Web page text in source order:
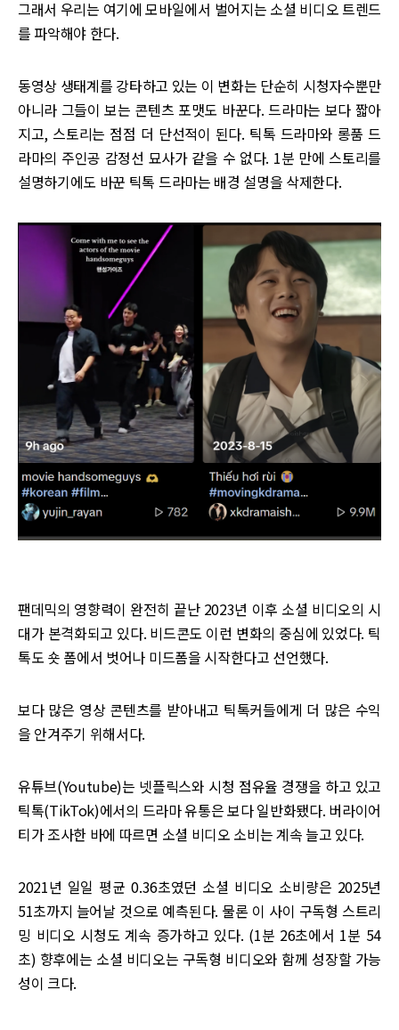
그래서 우리는 여기에 모바일에서 벌어지는 소셜 비디오 트렌드
를 파악해야 한다.
동영상 생태계를 강타하고 있는 이 변화는 단순히 시청자수뿐만
아니라 그들이 보는 콘텐츠 포맷도 바꾼다. 드라마는 보다 짧아
지고, 스토리는 점점 더 단선적이 된다. 틱톡 드라마와 롱품 드
라마의 주인공 감정선 묘사가 같을 수 없다. 1분 만에 스토리를
설명하기에도 바꾼 틱톡 드라마는 배경 설명을 삭제한다.‌‌
팬데믹의 영향력이 완전히 끝난 2023년 이후 소셜 비디오의 시
대가 본격화되고 있다. 비드콘도 이런 변화의 중심에 있었다. 틱
톡도 숏 폼에서 벗어나 미드폼을 시작한다고 선언했다.
보다 많은 영상 콘텐츠를 받아내고 틱톡커들에게 더 많은 수익
을 안겨주기 위해서다.
유튜브(Youtube)는 넷플릭스와 시청 점유율 경쟁을 하고 있고
틱톡(TikTok)에서의 드라마 유통은 보다 일반화됐다. 버라이어
티가 조사한 바에 따르면 소셜 비디오 소비는 계속 늘고 있다.
2021년 일일 평균 0.36초였던 소셜 비디오 소비량은 2025년
51초까지 늘어날 것으로 예측된다. 물론 이 사이 구독형 스트리
밍 비디오 시청도 계속 증가하고 있다. (1분 26초에서 1분 54
초) 향후에는 소셜 비디오는 구독형 비디오와 함께 성장할 가능
성이 크다.